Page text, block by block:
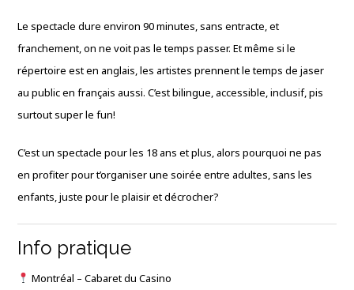
Le spectacle dure environ 90 minutes, sans entracte, et
franchement, on ne voit pas le temps passer. Et même si le
répertoire est en anglais, les artistes prennent le temps de jaser
au public en français aussi. C’est bilingue, accessible, inclusif, pis
surtout super le fun!
C’est un spectacle pour les 18 ans et plus, alors pourquoi ne pas
en profiter pour t’organiser une soirée entre adultes, sans les
enfants, juste pour le plaisir et décrocher?
Info pratique
Montréal – Cabaret du Casino